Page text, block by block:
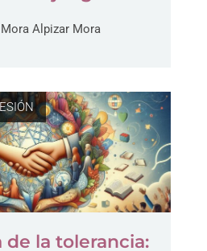
Alpizar Mora
de la tolerancia: